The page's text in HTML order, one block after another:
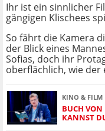
Ihr ist ein sinnlicher
gängigen Klischees
So fährt die Kamera
der Blick eines
Sofias, doch ihr
oberflächlich, wie
KINO & FILM
BUCH VON
KANNST